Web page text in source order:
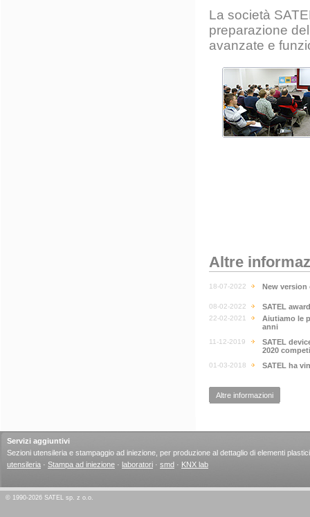
La società
preparazione
avanzate e
Altre
18-07-2022 New version
08-02-2022 SATEL
22-02-2021
Aiutiamo le
anni
11-12-2019
SATEL
2020
01-03-2018 SATEL ha
Altre informazioni
Servizi aggiuntivi
Sezioni utensileria e stampaggio ad iniezione, per produzione al dettaglio di elementi
utensileria · Stampa ad iniezione · laboratori · smd · KNX lab
© 1990-2026 SATEL sp. z o.o.